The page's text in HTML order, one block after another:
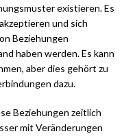
existieren. Es
und sich
Beziehungen
haben werden. Es kann
aber dies gehört zu
dazu.
Beziehungen zeitlich
mit Veränderungen